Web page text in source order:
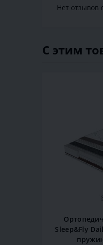
Нет отзывов
С этим
Sleep&Fly